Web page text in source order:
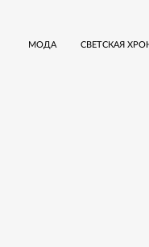
МОДА СВЕТСКАЯ